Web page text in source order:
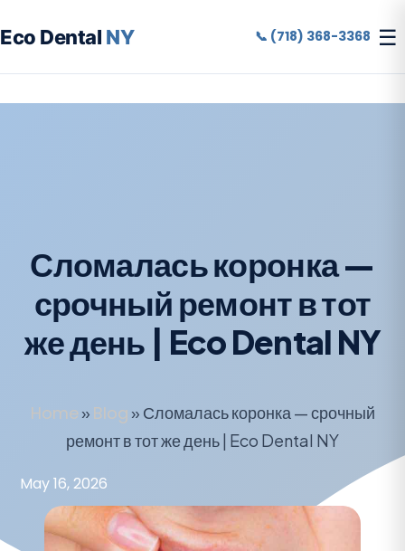
Сломалась коронка —
срочный ремонт в тот
же день | Eco Dental NY
Home » Blog » Сломалась коронка — срочный
ремонт в тот же день | Eco Dental NY
May 16, 2026
Eco Dental NY 📞 (718) 368-3368 ☰